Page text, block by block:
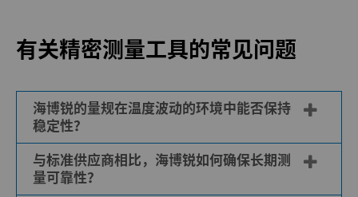
有关精密测量工具的常见问题
海博锐的量规在温度波动的环境中能否保持
稳定性？
可以。我们的尼龙护套环规可显著减少热量向
硬质合金芯部的传导，从而在温度波动的环境
与标准供应商相比，海博锐如何确保长期测
量可靠性？